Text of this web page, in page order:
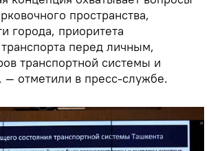
пространства,
города, приоритета
перед личным,
транспортной системы и
— отметили в пресс-службе.